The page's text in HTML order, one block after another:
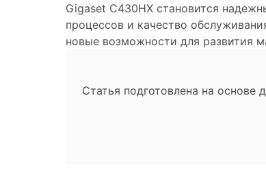
Gigaset C430HX становится
процессов и качество
новые возможности для развития
Статья подготовлена на